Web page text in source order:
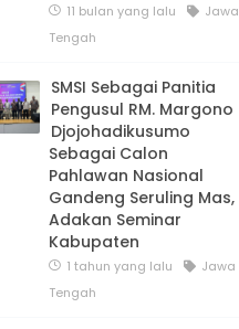
11 bulan yang lalu
Jawa
Tengah
SMSI Sebagai Panitia
Pengusul RM. Margono
Djojohadikusumo
Sebagai Calon
Pahlawan Nasional
Gandeng Seruling Mas,
Adakan Seminar
Kabupaten
1 tahun yang lalu
Jawa
Tengah